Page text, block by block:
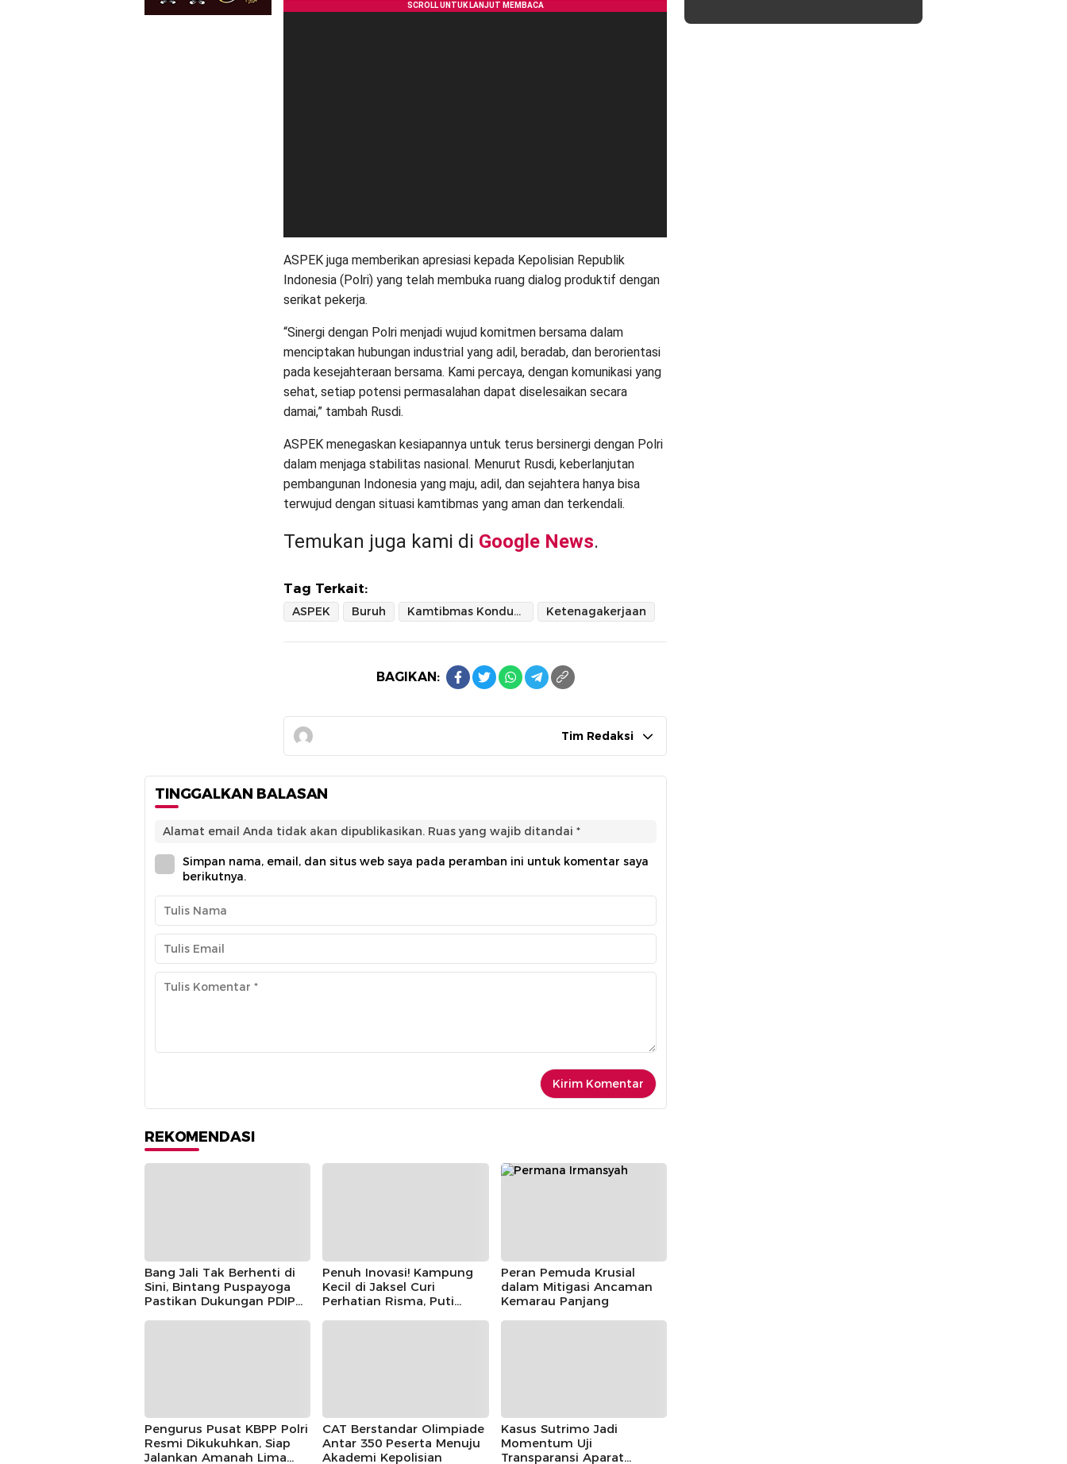
ASPEK juga memberikan apresiasi kepada Kepolisian Republik
Indonesia (Polri) yang telah membuka ruang dialog produktif dengan
serikat pekerja.
“Sinergi dengan Polri menjadi wujud komitmen bersama dalam
menciptakan hubungan industrial yang adil, beradab, dan berorientasi
pada kesejahteraan bersama. Kami percaya, dengan komunikasi yang
sehat, setiap potensi permasalahan dapat diselesaikan secara
damai,” tambah Rusdi.
ASPEK menegaskan kesiapannya untuk terus bersinergi dengan Polri
dalam menjaga stabilitas nasional. Menurut Rusdi, keberlanjutan
pembangunan Indonesia yang maju, adil, dan sejahtera hanya bisa
terwujud dengan situasi kamtibmas yang aman dan terkendali.
Temukan juga kami di Google News.
Tag Terkait:
ASPEK Buruh Kamtibmas Kondusif Ketenagakerjaan
BAGIKAN:
Tim Redaksi
TINGGALKAN BALASAN
Alamat email Anda tidak akan dipublikasikan. Ruas yang wajib ditandai *
Simpan nama, email, dan situs web saya pada peramban ini untuk komentar saya
berikutnya.
REKOMENDASI
Bang Jali Tak Berhenti di
Sini, Bintang Puspayoga
Pastikan Dukungan PDIP
Penuh Inovasi! Kampung
Kecil di Jaksel Curi
Perhatian Risma, Puti
Peran Pemuda Krusial
dalam Mitigasi Ancaman
Kemarau Panjang
Pengurus Pusat KBPP Polri
Resmi Dikukuhkan, Siap
Jalankan Amanah Lima
CAT Berstandar Olimpiade
Antar 350 Peserta Menuju
Akademi Kepolisian
Kasus Sutrimo Jadi
Momentum Uji
Transparansi Aparat